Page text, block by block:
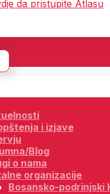
da pristupite Atlasu
i izjave
Blog
o nama
organizacije
Bosansko-podrinjski